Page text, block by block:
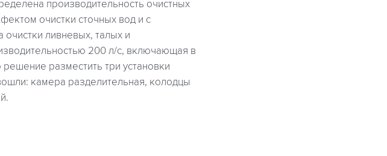
производительность очистных
очистки сточных вод и с
ливневых, талых и
200 л/с, включающая в
разместить три установки
камера разделительная, колодцы